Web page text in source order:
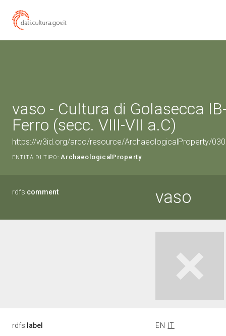
vaso - Cultura di Golasecca
Ferro (secc. VIII-VII a.C)
https://w3id.org/arco/resource/ArchaeologicalProperty/
ENTITÀ DI TIPO: ArchaeologicalProperty
rdfs:comment vaso
rdfs: label EN IT